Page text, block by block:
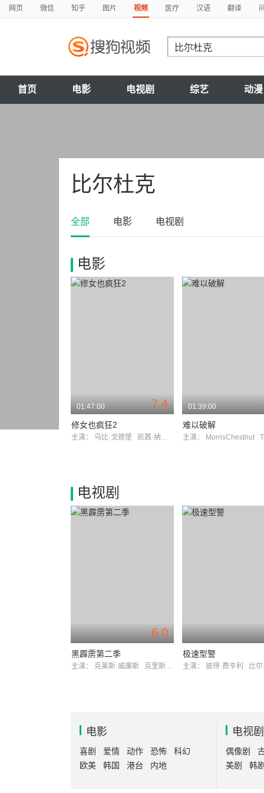
网页 微信 知乎 图片 视频 医疗 汉语 翻译
首页 电影 电视剧 综艺 动漫
比尔杜克
全部 电影 电视剧
电影
7.4
01:47:00
修女也疯狂2
主演： 乌比·戈德堡 凯茜·纳基麦
01:39:00
难以破解
主演： MorrisChestnut
电视剧
6.0
黑霹雳第二季
主演： 克莱斯·威廉斯 克里斯蒂尼·亚当斯
极速型警
主演： 彼得·费辛利 比尔·
电影
喜剧 爱情 动作 恐怖
科幻
欧美
韩国 港台 内地
电视剧
偶像剧
美剧
韩